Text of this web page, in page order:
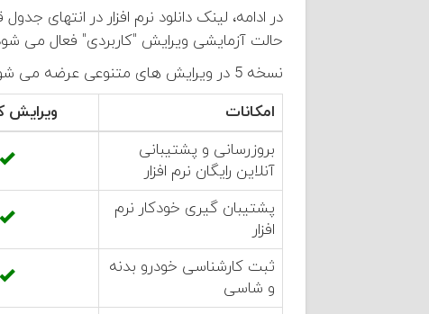
در ادامه، لینک دانلود نرم افزار در
حالت آزمایشی ویرایش "کاربردی" فعال می
نسخه 5 در ویرایش های متنوعی عرضه می شود و قیمت با توجه به امکانات مورد نظر افزایش می یابد تا تناسب بین نیاز و هزینه برقرار شود.
امکانات
ویرایش
بروزرسانی و پشتیبانی
آنلاین رایگان نرم افزار
پشتیبان گیری خودکار نرم
افزار
ثبت کارشناسی خودرو بدنه
و شاسی